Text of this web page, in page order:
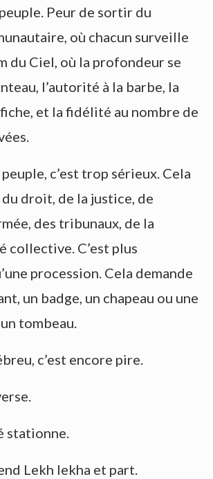
Peur de sortir du
où chacun surveille
du Ciel, où la profondeur se
l’autorité à la barbe, la
et la fidélité au nombre de
c’est trop sérieux. Cela
droit, de la justice, de
des tribunaux, de la
collective. C’est plus
procession. Cela demande
un badge, un chapeau ou une
tombeau.
c’est encore pire.
stationne.
Lekh lekha et part.